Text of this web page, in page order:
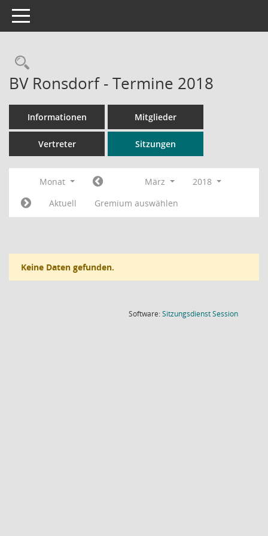
Toggle navigation
Rechercheauswahl
BV Ronsdorf - Termine 2018
Informationen Mitglieder
Vertreter Sitzungen
Monat März
2018
Aktuell
Gremium auswählen
Keine Daten gefunden.
Software:SitzungsdienstSession(Wird in